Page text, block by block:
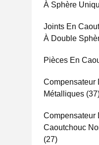
À Sphère
Joints En
À Double
Pièces En
Compensateur
Métalliques
Compensateur
Caoutchouc
(27)